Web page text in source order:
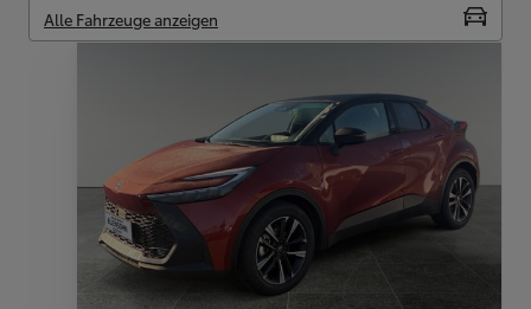
Alle Fahrzeuge anzeigen